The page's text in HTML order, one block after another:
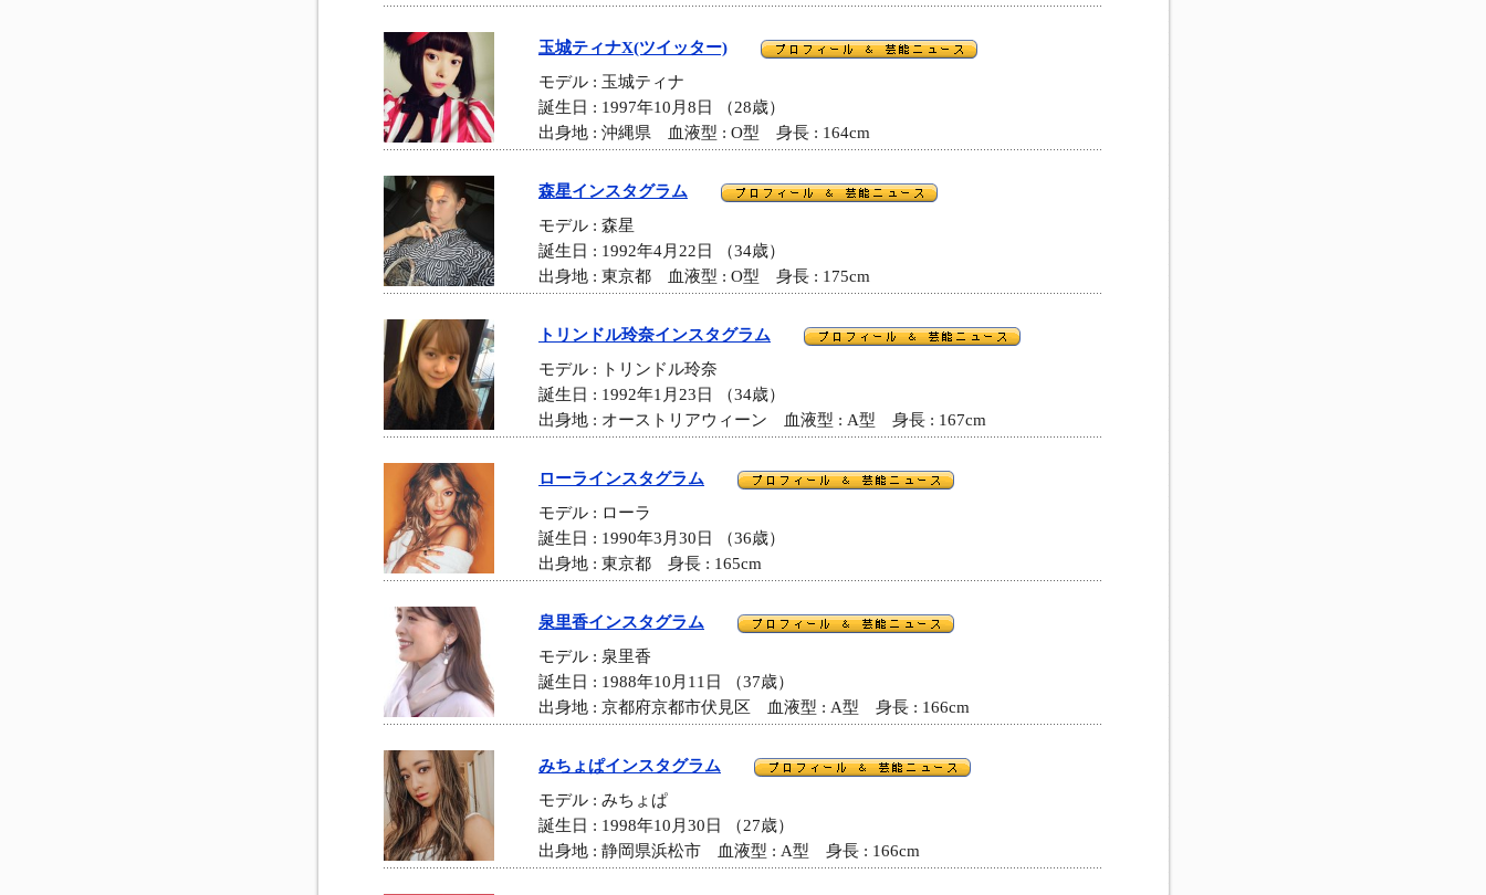
玉城ティナX(ツイッター)
モデル : 玉城ティナ
誕生日 : 1997年10月8日 （28歳）
出身地 : 沖縄県 血液型 : O型 身長 : 164cm
森星インスタグラム
モデル : 森星
誕生日 : 1992年4月22日 （34歳）
出身地 : 東京都 血液型 : O型 身長 : 175cm
トリンドル玲奈インスタグラム
モデル : トリンドル玲奈
誕生日 : 1992年1月23日 （34歳）
出身地 : オーストリアウィーン 血液型 : A型 身長 : 167cm
ローラインスタグラム
モデル : ローラ
誕生日 : 1990年3月30日 （36歳）
出身地 : 東京都 身長 : 165cm
泉里香インスタグラム
モデル : 泉里香
誕生日 : 1988年10月11日 （37歳）
出身地 : 京都府京都市伏見区 血液型 : A型 身長 : 166cm
みちょぱインスタグラム
モデル : みちょぱ
誕生日 : 1998年10月30日 （27歳）
出身地 : 静岡県浜松市 血液型 : A型 身長 : 166cm